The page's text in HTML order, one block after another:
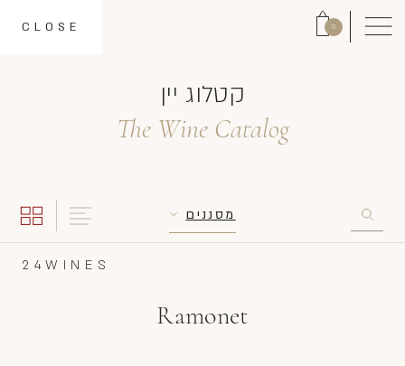
0
CLOSE
קטלוג יין
The Wine Catalog
מסננים
24WINES
Ramonet